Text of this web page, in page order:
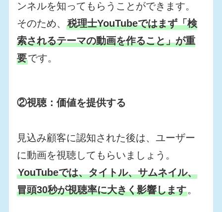
ンネルを知ってもらうことができます。
そのため、税理士YouTubeではまず「検
索されるテーマの動画を作ること」が重
要です。
②視聴：価値を提供する
見込み顧客に認知された後は、ユーザー
に動画を視聴してもらいましょう。
YouTubeでは、タイトル、サムネイル、
冒頭30秒が視聴率に大きく影響します。